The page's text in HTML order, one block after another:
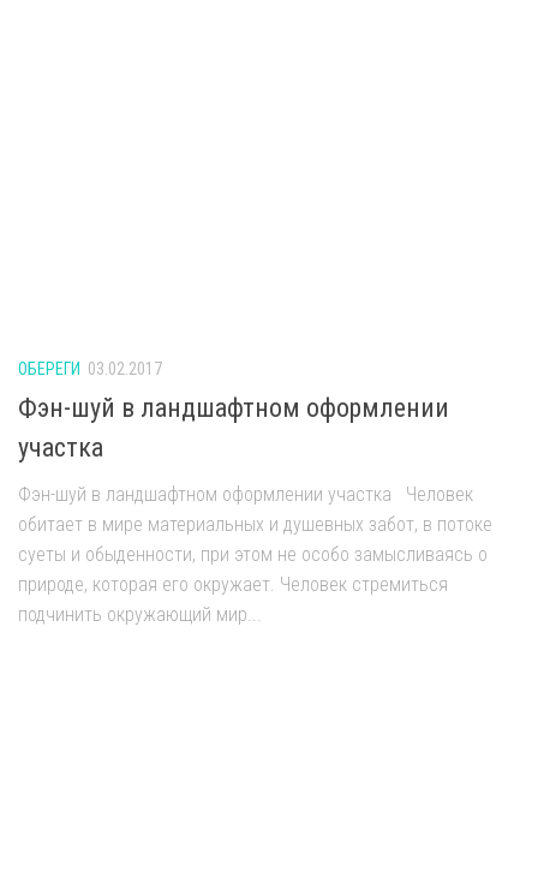
ОБЕРЕГИ 03.02.2017
Фэн-шуй в ландшафтном оформлении
участка
Фэн-шуй в ландшафтном оформлении участка Человек
обитает в мире материальных и душевных забот, в потоке
суеты и обыденности, при этом не особо замысливаясь о
природе, которая его окружает. Человек стремиться
подчинить окружающий мир...